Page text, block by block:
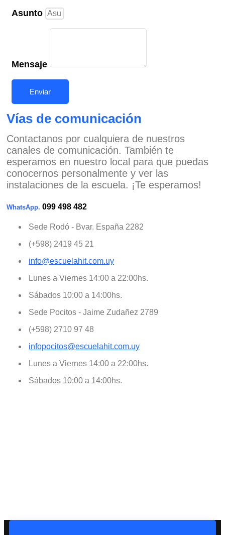
Asunto
Mensaje
Enviar
Vías de comunicación
Contactanos por cualquiera de nuestros
canales de comunicación. También te
esperamos en nuestro local para que puedas
conocernos personalmente y ver las
instalaciones de la escuela. ¡Te esperamos!
WhatsApp. 099 498 482
Sede Rodó - Bvar. España 2282
(+598) 2419 45 21
info@escuelahit.com.uy
Lunes a Viernes 14:00 a 22:00hs.
Sábados 10:00 a 14:00hs.
Sede Pocitos - Jaime Zudañez 2789
(+598) 2710 97 48
infopocitos@escuelahit.com.uy
Lunes a Viernes 14:00 a 22:00hs.
Sábados 10:00 a 14:00hs.